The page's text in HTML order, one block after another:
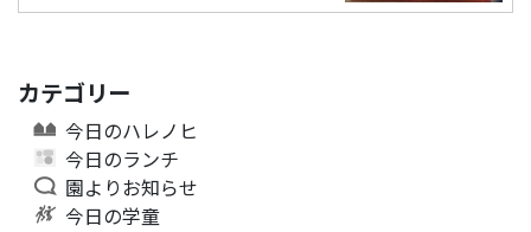
カテゴリー
今日のハレノヒ
今日のランチ
園よりお知らせ
今日の学童